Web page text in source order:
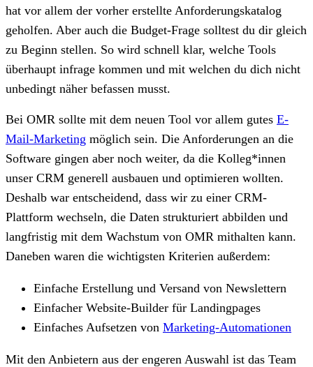
hat vor allem der vorher erstellte Anforderungskatalog
geholfen. Aber auch die Budget-Frage solltest du dir gleich
zu Beginn stellen. So wird schnell klar, welche Tools
überhaupt infrage kommen und mit welchen du dich nicht
unbedingt näher befassen musst.
Bei OMR sollte mit dem neuen Tool vor allem gutes E-
Mail-Marketing möglich sein. Die Anforderungen an die
Software gingen aber noch weiter, da die Kolleg*innen
unser CRM generell ausbauen und optimieren wollten.
Deshalb war entscheidend, dass wir zu einer CRM-
Plattform wechseln, die Daten strukturiert abbilden und
langfristig mit dem Wachstum von OMR mithalten kann.
Daneben waren die wichtigsten Kriterien außerdem:
Einfache Erstellung und Versand von Newslettern
Einfacher Website-Builder für Landingpages
Einfaches Aufsetzen von Marketing-Automationen
Mit den Anbietern aus der engeren Auswahl ist das Team